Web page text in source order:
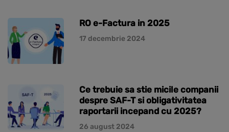
RO e-Factura in 2025
17 decembrie 2024
Ce trebuie sa stie micile companii
despre SAF-T si obligativitatea
raportarii incepand cu 2025?
26 august 2024